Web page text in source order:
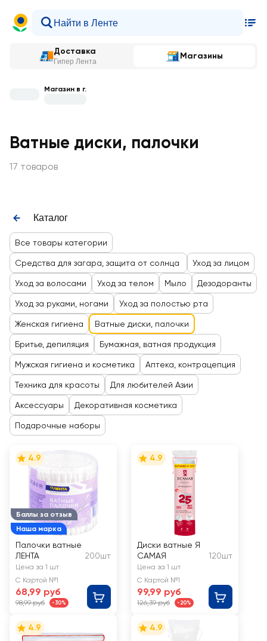
Доставка
Гипер Лента
Магазины
Магазин в г.
Ватные диски, палочки
17 товаров
Каталог
Все товары категории
Средства для загара, защита от солнца Уход за лицом
Уход за волосами Уход за телом Мыло Дезодоранты
Уход за руками, ногами Уход за полостью рта
Женская гигиена Ватные диски, палочки
Бритье, депиляция Бумажная, ватная продукция
Мужская гигиена и косметика Аптека, контрацепция
Техника для красоты Для любителей Азии
Аксессуары Декоративная косметика
Подарочные наборы
Баллы за отзыв
Наша марка
4.9
Палочки ватные
ЛЕНТА
200шт
Цена за 1 шт
С Картой №1
68,99 руб
98,99 руб -30%
4.9
Диски ватные Я
САМАЯ
120шт
Цена за 1 шт
С Картой №1
99,99 руб
126,39 руб -20%
4.9 4.9